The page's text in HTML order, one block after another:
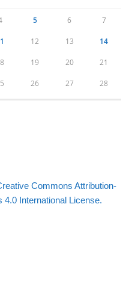
5 6 7
12 13 14
19 20 21
26 27 28
Commons Attribution-
International License.